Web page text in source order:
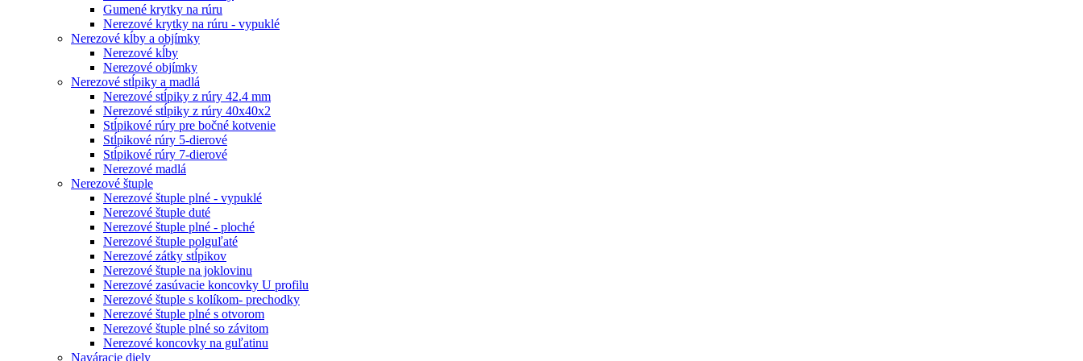
Gumené krytky na rúru
Nerezové krytky na rúru - vypuklé
Nerezové kĺby a objímky
Nerezové kĺby
Nerezové objímky
Nerezové stĺpiky a madlá
Nerezové stĺpiky z rúry 42.4 mm
Nerezové stĺpiky z rúry 40x40x2
Stĺpikové rúry pre bočné kotvenie
Stĺpikové rúry 5-dierové
Stĺpikové rúry 7-dierové
Nerezové madlá
Nerezové štuple
Nerezové štuple plné - vypuklé
Nerezové štuple duté
Nerezové štuple plné - ploché
Nerezové štuple polguľaté
Nerezové zátky stĺpikov
Nerezové štuple na joklovinu
Nerezové zasúvacie koncovky U profilu
Nerezové štuple s kolíkom- prechodky
Nerezové štuple plné s otvorom
Nerezové štuple plné so závitom
Nerezové koncovky na guľatinu
Naváracie diely